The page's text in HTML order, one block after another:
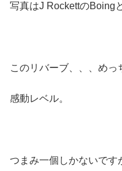
写真はJ RockettのBoing
このリバーブ、、、めっ
感動レベル。
つまみ一個しかないです